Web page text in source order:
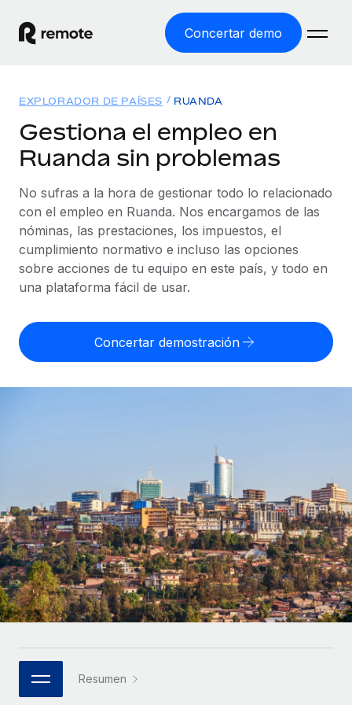
Concertar demo
EMPLEO GLOBAL
Nómina global
Gestiona las nóminas de forma sencilla y conforme a la
legalidad.
Employer of Record
Expándete en todo el mundo sin gastar en entidades.
cumpliendo la normativa.
Externaliza tareas laborales complejas.
INFRAESTRUCTURA
Conexión Remote
Integra los RR. HH. en tus flujos de trabajo sin
complicaciones.
Plataforma
Funciones esenciales de RR. HH. integradas para tu
Conectar
Conecta cualquier herramienta de IA con Remote
Soluciones
COBERTURA MUNDIAL
Explorador de países
Consulta el soporte del empleo global según el país.
Explorador estatal de EE. UU.
Simplifica la contratación en todos los estados de EE.
Comparador de Remote
Compáranos con otras empresas.
Soluciones ágiles de RR. HH. globales y nóminas para
empresas en crecimiento.
Mediana empresa
Amplía tu equipo con soluciones de RR. HH.
personalizadas.
Empresa
RR. HH. globales para grandes empresas.
ASOCIARSE
Socios tecnológicos estratégicos
Integra la gestión de los RR. HH. globales en tu
Recursos
HERRAMIENTAS Y CALCULADORAS
Calculadora del riesgo de clasificación errónea
Consulta el riesgo de clasificación errónea por país.
cualquier país.
APRENDIZAJE CON REMOTE
Guías y recursos
Casos prácticos
Glosario de RR. HH.
Listas de verificación y plantillas
Biblioteca de descripciones de puestos
Webinarios
Precios
English
Nederlands
Italiano
Português (Portugal)
日本語
한국어
中文（简体）
EXPLORADOR DE PAÍSES RUANDA
Gestiona el empleo en
Ruanda sin problemas
No sufras a la hora de gestionar todo lo relacionado
con el empleo en Ruanda. Nos encargamos de las
nóminas, las prestaciones, los impuestos, el
cumplimiento normativo e incluso las opciones
sobre acciones de tu equipo en este país, y todo en
una plataforma fácil de usar.
Concertar demostración
Resumen